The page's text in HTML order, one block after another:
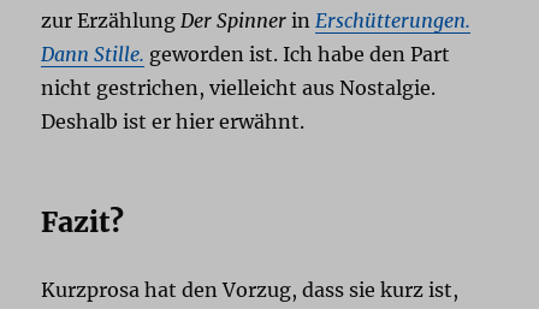
zur Erzählung Der Spinner in Erschütterungen.
Dann Stille. geworden ist. Ich habe den Part
nicht gestrichen, vielleicht aus Nostalgie.
Deshalb ist er hier erwähnt.
Fazit?
Kurzprosa hat den Vorzug, dass sie kurz ist,